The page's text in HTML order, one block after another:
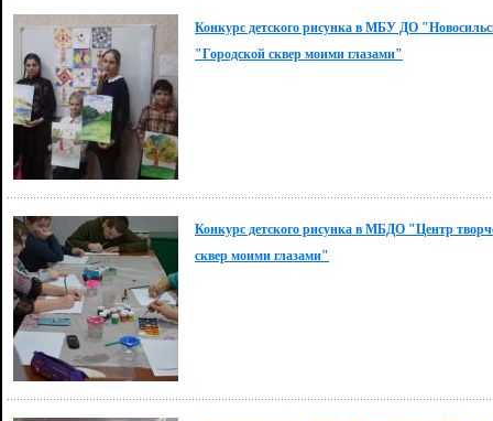
Конкурс детского рисунка в МБУ ДО
"Городской сквер моими глазами"
Конкурс детского рисунка в МБДО "Центр
сквер моими глазами"